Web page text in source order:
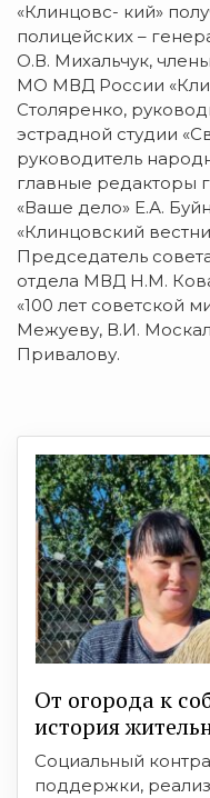
«Клинцовс- кий»
полицейских –
О.В. Михальчук,
МО МВД России
Столяренко,
эстрадной студии
руководитель
главные редакторы
«Ваше дело» Е.А.
«Клинцовский
Председатель
отдела МВД Н.М.
«100 лет советской
Межуеву, В.И.
Привалову.
От огорода к
история
Социальный
поддержки,